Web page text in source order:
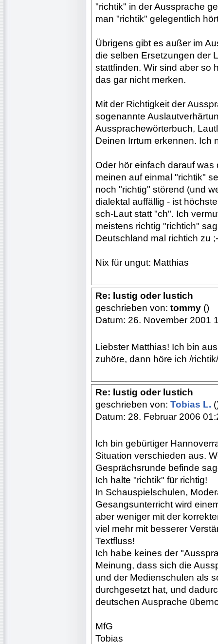
"richtik" in der Aussprache
man "richtik" gelegentlich
Übrigens gibt es außer im
die selben Ersetzungen der
stattfinden. Wir sind aber so
das gar nicht merken.
Mit der Richtigkeit der
sogenannte
Aussprachewörterbuch,
Deinen Irrtum erkennen. Ich
Oder hör einfach darauf
meinen auf einmal "richtik"
noch "richtig" störend (und
dialektal auffällig - ist
sch-Laut statt "ch". Ich
meistens richtig "richtich"
Deutschland mal richtich zu
Nix für ungut: Matthias
Re: lustig oder lustich
geschrieben von: tommy ()
Datum: 26. November 2001
Liebster Matthias! Ich bin
zuhöre, dann höre ich /
Re: lustig oder lustich
geschrieben von: Tobias L.
Datum: 28. Februar 2006
Ich bin gebürtiger
Situation verschieden aus.
Gesprächsrunde befinde
Ich halte "richtik" für richtig!
In Schauspielschulen,
Gesangsunterricht wird
aber weniger mit der
viel mehr mit besserer
Textfluss!
Ich habe keines der
Meinung, dass sich die
und der Medienschulen als
durchgesetzt hat, und
deutschen Ausprache
MfG
Tobias